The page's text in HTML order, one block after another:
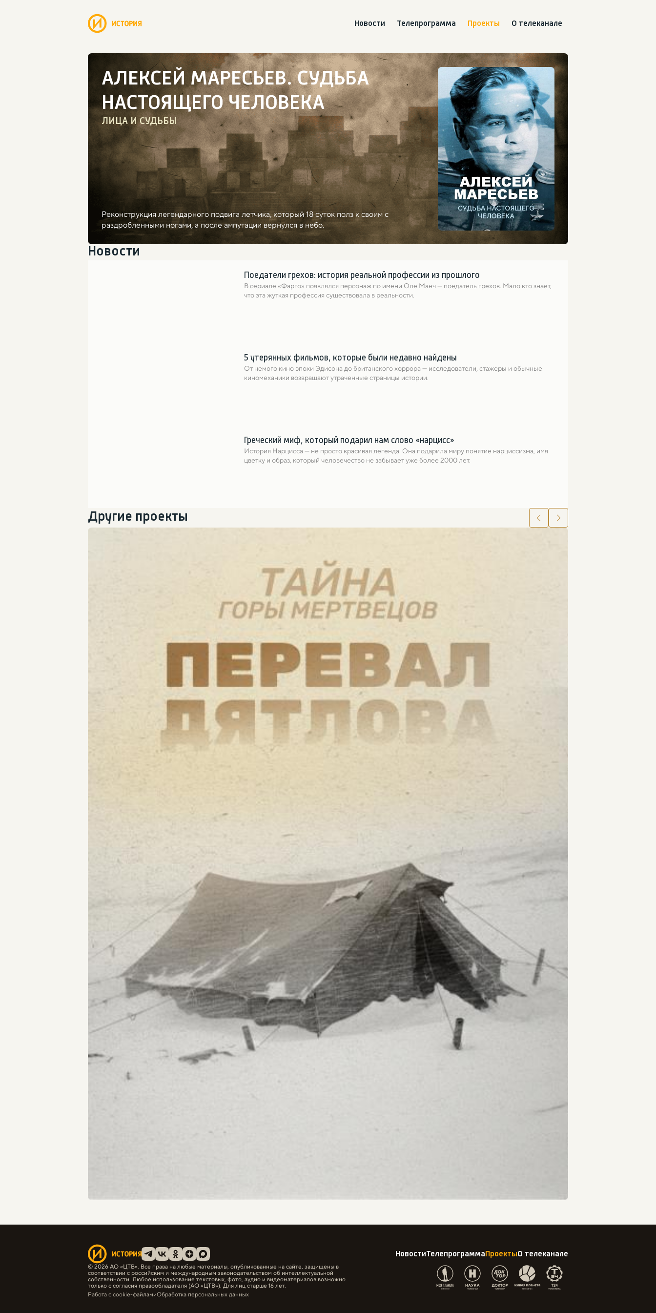
Новости Телепрограмма Проекты О телеканале
АЛЕКСЕЙ МАРЕСЬЕВ. СУДЬБА
НАСТОЯЩЕГО ЧЕЛОВЕКА
ЛИЦА И СУДЬБЫ
Реконструкция легендарного подвига летчика, который 18 суток полз к своим с
раздробленными ногами, а после ампутации вернулся в небо.
Новости
Поедатели грехов: история реальной профессии из прошлого
В сериале «Фарго» появлялся персонаж по имени Оле Манч — поедатель грехов. Мало кто знает,
что эта жуткая профессия существовала в реальности.
5 утерянных фильмов, которые были недавно найдены
От немого кино эпохи Эдисона до британского хоррора — исследователи, стажеры и обычные
киномеханики возвращают утраченные страницы истории.
Греческий миф, который подарил нам слово «нарцисс»
История Нарциссa — не просто красивая легенда. Она подарила миру понятие нарциссизма, имя
цветку и образ, который человечество не забывает уже более 2000 лет.
Другие проекты
НовостиТелепрограмма ПроектыО телеканале
© 2026 АО «ЦТВ». Все права на любые материалы, опубликованные на сайте, защищены в
соответствии с российским и международным законодательством об интеллектуальной
собственности. Любое использование текстовых, фото, аудио и видеоматериалов возможно
только с согласия правообладателя (АО «ЦТВ»). Для лиц старше 16 лет.
Работа с cookie-файламиОбработка персональных данных